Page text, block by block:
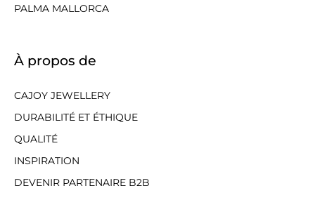
PALMA MALLORCA
À propos de
CAJOY JEWELLERY
DURABILITÉ ET ÉTHIQUE
QUALITÉ
INSPIRATION
DEVENIR PARTENAIRE B2B